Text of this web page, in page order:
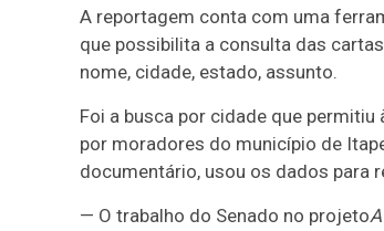
A reportagem conta com uma
que possibilita a consulta das
nome, cidade, estado, assunto.
Foi a busca por cidade que
por moradores do município de
documentário, usou os dados para
— O trabalho do Senado no projeto